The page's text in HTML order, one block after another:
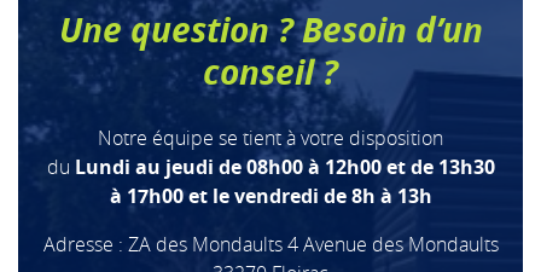
Une question ? Besoin d’un
conseil ?
Notre équipe se tient à votre disposition
du Lundi au jeudi de 08h00 à 12h00 et de 13h30
à 17h00 et le vendredi de 8h à 13h
Adresse : ZA des Mondaults 4 Avenue des Mondaults